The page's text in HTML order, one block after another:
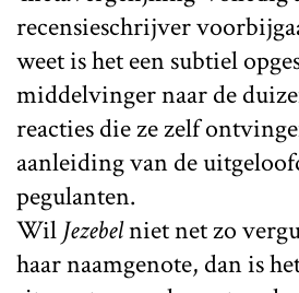
recensieschrijver
weet is het een subtiel
middelvinger naar de
reacties die ze zelf
aanleiding van de
pegulanten.
Wil Jezebelniet net zo
haar naamgenote, dan is